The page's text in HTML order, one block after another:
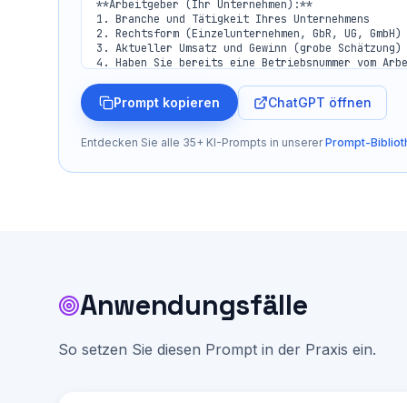
**Arbeitgeber (Ihr Unternehmen):**
1. Branche und Tätigkeit Ihres Unternehmens
2. Rechtsform (Einzelunternehmen, GbR, UG, GmbH)
3. Aktueller Umsatz und Gewinn (grobe Schätzung)
4. Haben Sie bereits eine Betriebsnummer vom
**Geplante Stelle:**
6. Welche Tätigkeit soll der Mitarbeiter
7. Welche Qualifikation wird benoetigt?
8. Geplanter Arbeitsumfang: Vollzeit, Teilzeit,
Erstelle dann eine vollständige Anleitung:
**TEIL 1: BESCHAEFTIGUNGSFORM WAEHLEN**
Vergleiche die relevanten Optionen:
Prompt kopieren ChatGPT öffnen
Entdecken Sie alle 35+ KI-Prompts in unserer Prompt-
Anwendungsfälle
So setzen Sie diesen Prompt in der Praxis ein.